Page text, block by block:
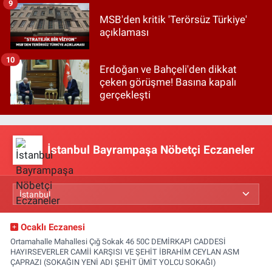
MSB'den kritik 'Terörsüz Türkiye'
açıklaması
9
Erdoğan ve Bahçeli'den dikkat
çeken görüşme! Basına kapalı
gerçekleşti
10
İstanbul Bayrampaşa Nöbetçi Eczaneler
Ocaklı Eczanesi
Ortamahalle Mahallesi Çığ Sokak 46 50C DEMİRKAPI CADDESİ
HAYIRSEVERLER CAMİİ KARŞISI VE ŞEHİT İBRAHİM CEYLAN ASM
ÇAPRAZI (SOKAĞIN YENİ ADI ŞEHİT ÜMİT YOLCU SOKAĞI)